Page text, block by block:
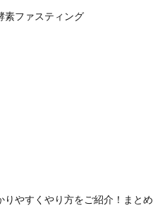
素ファスティング
やすくやり方をご紹介！まとめ